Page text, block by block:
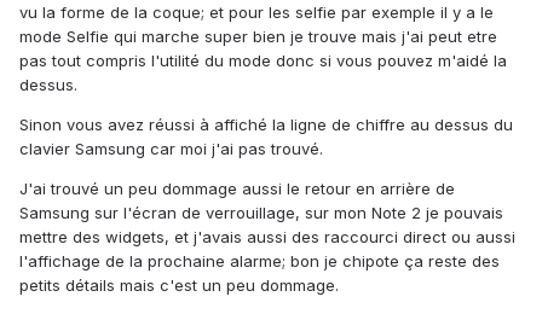
vu la forme de la coque; et pour les selfie par exemple il y a le
mode Selfie qui marche super bien je trouve mais j'ai peut etre
pas tout compris l'utilité du mode donc si vous pouvez m'aidé la
dessus.
Sinon vous avez réussi à affiché la ligne de chiffre au dessus du
clavier Samsung car moi j'ai pas trouvé.
J'ai trouvé un peu dommage aussi le retour en arrière de
Samsung sur l'écran de verrouillage, sur mon Note 2 je pouvais
mettre des widgets, et j'avais aussi des raccourci direct ou aussi
l'affichage de la prochaine alarme; bon je chipote ça reste des
petits détails mais c'est un peu dommage.